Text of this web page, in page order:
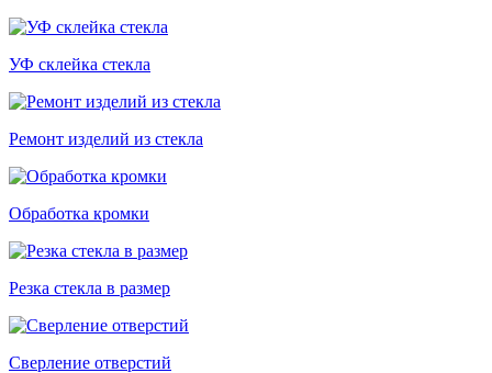
УФ склейка стекла
Ремонт изделий из стекла
Обработка кромки
Резка стекла в размер
Сверление отверстий